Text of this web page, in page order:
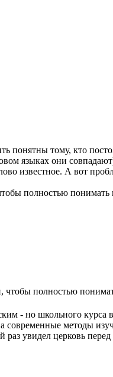
понятны тому, кто
языках они
известное. А вот
полностью
полностью
- но школьного курса
методы
увидел церковь